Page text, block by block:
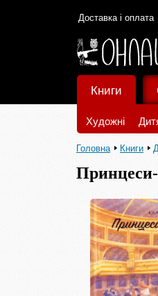
Доставка і оплата
Книги
Художні
Головна Книги
Принцеси-